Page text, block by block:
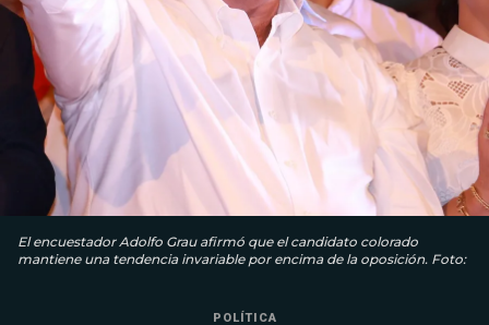
El encuestador Adolfo Grau afirmó que el candidato colorado
mantiene una tendencia invariable por encima de la oposición. Foto:
POLÍTICA